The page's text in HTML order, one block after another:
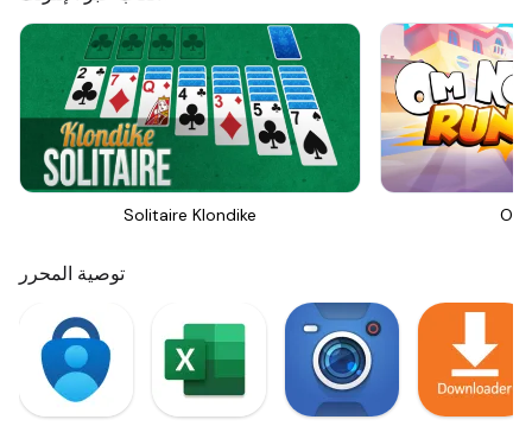
Solitaire Klondike Om
توصية المحرر